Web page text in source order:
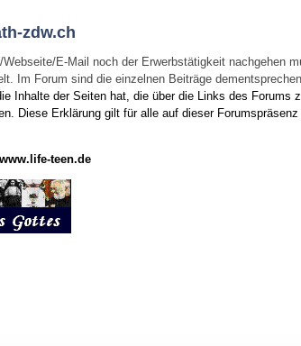
zdw.ch
E-Mail noch der Erwerbstätigkeit nachgehen
Im Forum sind die einzelnen Beiträge
Inhalte der Seiten hat, die über die Links des Forums
Diese Erklärung gilt für alle auf dieser
www.life-teen.de